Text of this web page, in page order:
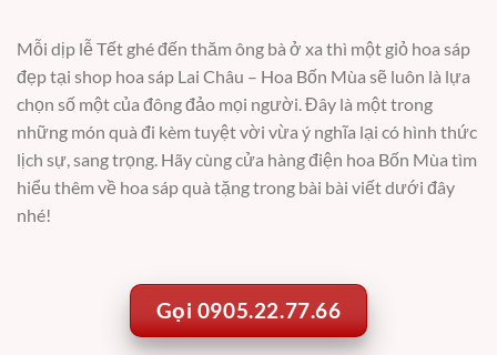
Mỗi dịp lễ Tết ghé đến thăm ông bà ở xa thì một giỏ hoa sáp
đẹp tại shop hoa sáp Lai Châu – Hoa Bốn Mùa sẽ luôn là lựa
chọn số một của đông đảo mọi người. Đây là một trong
những món quà đi kèm tuyệt vời vừa ý nghĩa lại có hình thức
lịch sự, sang trọng. Hãy cùng cửa hàng điện hoa Bốn Mùa tìm
hiểu thêm về hoa sáp quà tặng trong bài bài viết dưới đây
nhé!
Gọi 0905.22.77.66